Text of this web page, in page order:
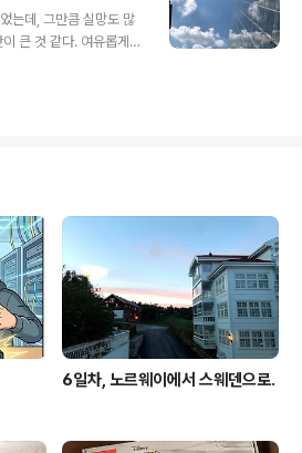
심을 먹었다. (식사는 별
그런걸로 하자..) 이제
동해야한다. 지나가는
는데, 그만큼 실망도 많
큰 것 같다. 여유롭게
로 간단하게 사진만 남
온분수 인어공주상
젠보르크 성 성안에 있는
왕이 실제로 착용하는
DFDS 사실, 처음으로 이
이 했다. 그래도 나름
6일차, 노르웨이에서 스웨덴으로.